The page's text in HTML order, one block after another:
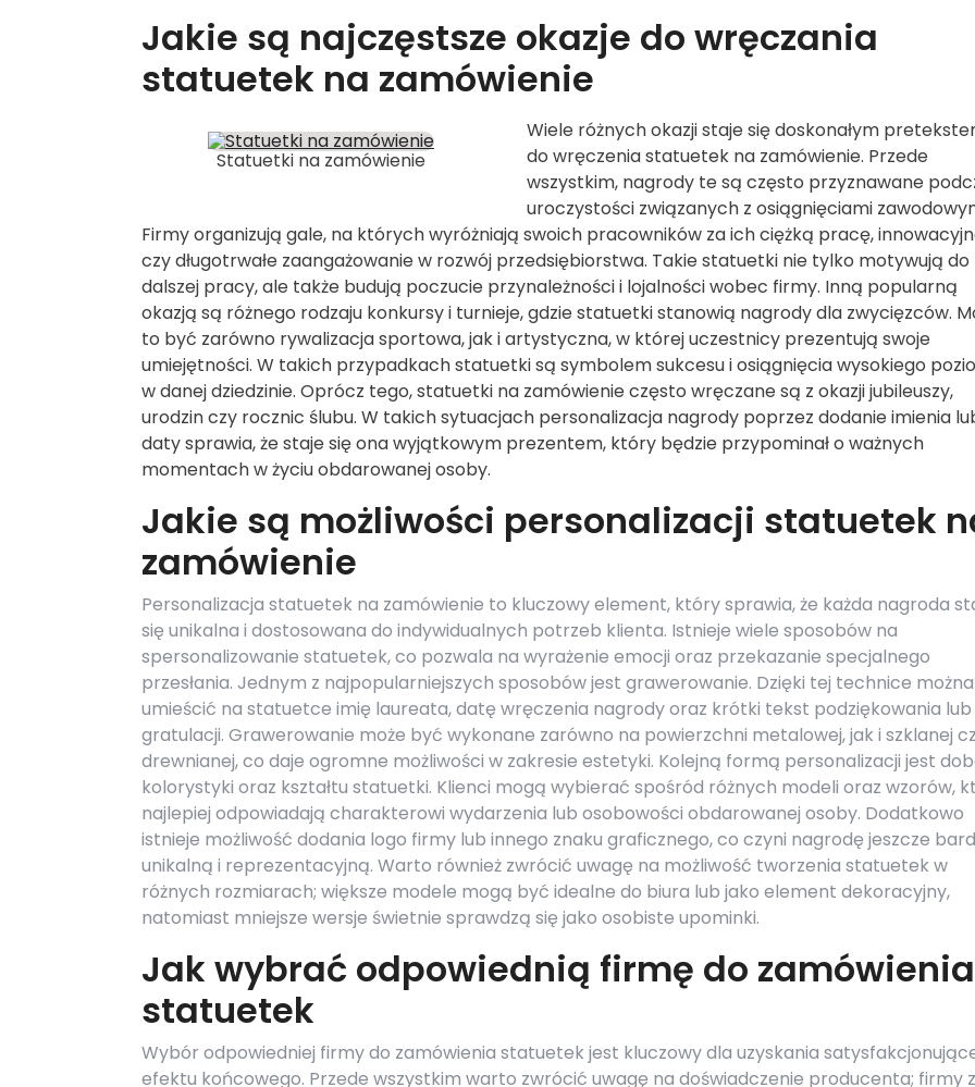
Jakie są najczęstsze okazje do wręczania
statuetek na zamówienie
Statuetki na zamówienie
Wiele różnych okazji staje się doskonałym
do wręczenia statuetek na zamówienie. Przede
wszystkim, nagrody te są często przyznawane
uroczystości związanych z osiągnięciami
Firmy organizują gale, na których wyróżniają swoich pracowników za ich ciężką pracę,
czy długotrwałe zaangażowanie w rozwój przedsiębiorstwa. Takie statuetki nie tylko motywują do
dalszej pracy, ale także budują poczucie przynależności i lojalności wobec firmy. Inną popularną
okazją są różnego rodzaju konkursy i turnieje, gdzie statuetki stanowią nagrody dla zwycięzców.
to być zarówno rywalizacja sportowa, jak i artystyczna, w której uczestnicy prezentują swoje
umiejętności. W takich przypadkach statuetki są symbolem sukcesu i osiągnięcia wysokiego
w danej dziedzinie. Oprócz tego, statuetki na zamówienie często wręczane są z okazji jubileuszy,
urodzin czy rocznic ślubu. W takich sytuacjach personalizacja nagrody poprzez dodanie imienia
daty sprawia, że staje się ona wyjątkowym prezentem, który będzie przypominał o ważnych
momentach w życiu obdarowanej osoby.
Jakie są możliwości personalizacji statuetek
zamówienie
Personalizacja statuetek na zamówienie to kluczowy element, który sprawia, że każda nagroda
się unikalna i dostosowana do indywidualnych potrzeb klienta. Istnieje wiele sposobów na
spersonalizowanie statuetek, co pozwala na wyrażenie emocji oraz przekazanie specjalnego
przesłania. Jednym z najpopularniejszych sposobów jest grawerowanie. Dzięki tej technice można
umieścić na statuetce imię laureata, datę wręczenia nagrody oraz krótki tekst podziękowania lub
gratulacji. Grawerowanie może być wykonane zarówno na powierzchni metalowej, jak i szklanej
drewnianej, co daje ogromne możliwości w zakresie estetyki. Kolejną formą personalizacji jest
kolorystyki oraz kształtu statuetki. Klienci mogą wybierać spośród różnych modeli oraz wzorów,
najlepiej odpowiadają charakterowi wydarzenia lub osobowości obdarowanej osoby. Dodatkowo
istnieje możliwość dodania logo firmy lub innego znaku graficznego, co czyni nagrodę jeszcze
unikalną i reprezentacyjną. Warto również zwrócić uwagę na możliwość tworzenia statuetek w
różnych rozmiarach; większe modele mogą być idealne do biura lub jako element dekoracyjny,
natomiast mniejsze wersje świetnie sprawdzą się jako osobiste upominki.
Jak wybrać odpowiednią firmę do zamówienia
statuetek
Wybór odpowiedniej firmy do zamówienia statuetek jest kluczowy dla uzyskania
efektu końcowego. Przede wszystkim warto zwrócić uwagę na doświadczenie producenta; firmy z